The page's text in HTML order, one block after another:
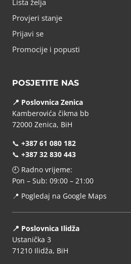
Provjeri stanje
Prijavi se
Promocije i popusti
POSJETITE NAS
📍 Poslovnica Zenica
Kamberovića čikma bb
72000 Zenica, BiH
📞 +387 61 080 182
📞 +387 32 830 443
🕘 Radno vrijeme:
Pon – Sub: 09:00 – 21:00
📍 Pogledaj na Google Maps
📍 Poslovnica Ilidža
Ustanička 3
71210 Ilidža, BiH